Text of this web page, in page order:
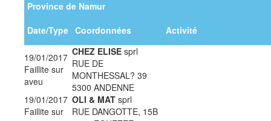
Province de Namur
Date/Type Coordonnées Activité
19/01/2017
Faillite sur
aveu
CHEZ ELISE sprl
RUE DE
MONTHESSAL? 39
5300 ANDENNE
19/01/2017
Faillite sur
OLI & MAT sprl
RUE DANGOTTE, 15B